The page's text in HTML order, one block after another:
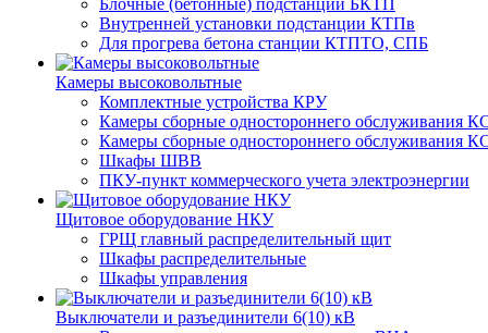
Блочные (бетонные) подстанции БКТП
Внутренней установки подстанции КТПв
Для прогрева бетона станции КТПТО, СПБ
Камеры высоковольтные
Комплектные устройства КРУ
Камеры сборные одностороннего обслуживания
Камеры сборные одностороннего обслуживания
Шкафы ШВВ
ПКУ-пункт коммерческого учета электроэнергии
Щитовое оборудование НКУ
ГРЩ главный распределительный щит
Шкафы распределительные
Шкафы управления
Выключатели и разъединители 6(10) кВ